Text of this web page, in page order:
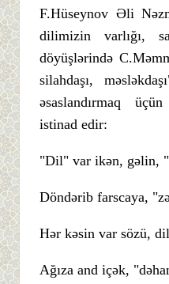
F.Hüseynov Əli
dilimizin varlığı,
döyüşlərində
silahdaşı,
əsaslandırmaq
istinad edir:
"Dil" var ikən, gəlin,
Döndərib farscaya,
Hər kəsin var sözü,
Ağıza and içək,